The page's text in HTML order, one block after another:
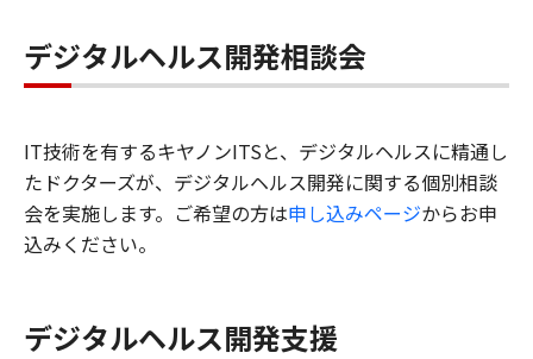
デジタルヘルス開発相談会
IT技術を有するキヤノンITSと、デジタルヘルスに精通し
たドクターズが、デジタルヘルス開発に関する個別相談
会を実施します。ご希望の方は申し込みページからお申
込みください。
デジタルヘルス開発支援